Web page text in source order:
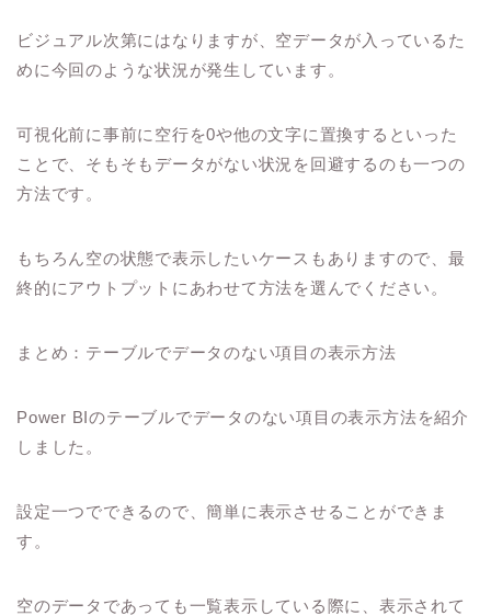
ビジュアル次第にはなりますが、空データが入っているた
めに今回のような状況が発生しています。
可視化前に事前に空行を0や他の文字に置換するといった
ことで、そもそもデータがない状況を回避するのも一つの
方法です。
もちろん空の状態で表示したいケースもありますので、最
終的にアウトプットにあわせて方法を選んでください。
まとめ：テーブルでデータのない項目の表示方法
Power BIのテーブルでデータのない項目の表示方法を紹介
しました。
設定一つでできるので、簡単に表示させることができま
す。
空のデータであっても一覧表示している際に、表示されて